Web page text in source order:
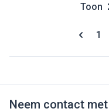
U
1
Toon
Neem contact